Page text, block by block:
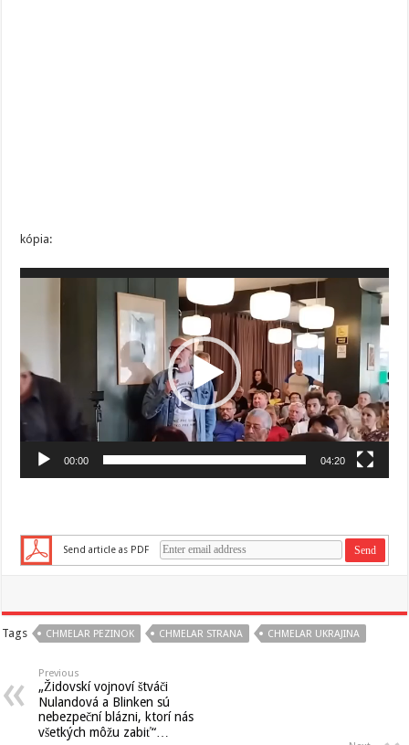
kópia:
Video
00:00 04:20
Send article as PDF
Tags CHMELAR PEZINOK CHMELAR STRANA CHMELAR UKRAJINA
Previous
„Židovskí vojnoví štváči
Nulandová a Blinken sú
nebezpeční blázni, ktorí nás
všetkých môžu zabiť“…